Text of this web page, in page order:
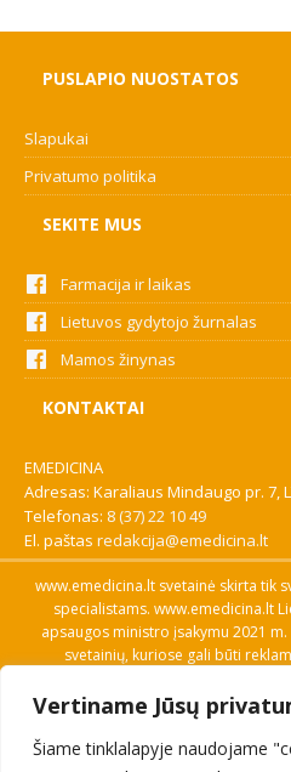
Vertiname Jūsų
Šiame tinklalapyje naudojame
PUSLAPIO NUOSTATOS
Slapukai
Privatumo politika
SEKITE MUS
Farmacija ir laikas
Lietuvos gydytojo žurnalas
Mamos žinynas
KONTAKTAI
EMEDICINA
Adresas: Karaliaus Mindaugo pr. 7,
Telefonas: 8 (37) 22 10 49
El. paštas redakcija@emedicina.lt
www.emedicina.lt svetainė skirta tik
specialistams. www.emedicina.lt
apsaugos ministro įsakymu 2021
svetainių, kuriose gali būti
savo profesinę kvalifikaciją.
pagalbos priemonių kainų
priežiūros ar farmacijos